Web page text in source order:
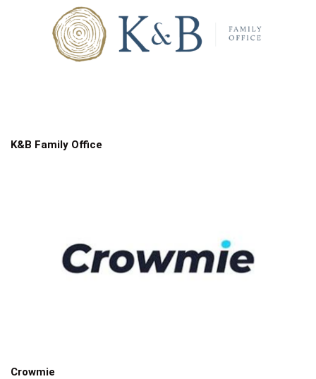
K&B Family Office
Crowmie